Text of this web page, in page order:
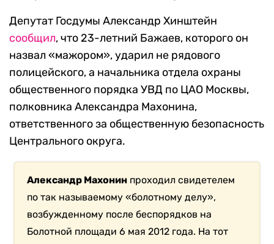
Депутат Госдумы Александр Хинштейн
сообщил, что 23-летний Бажаев, которого он
назвал «мажором», ударил не рядового
полицейского, а начальника отдела охраны
общественного порядка УВД по ЦАО Москвы,
полковника Александра Махонина,
ответственного за общественную безопасность
Центрального округа.
Александр Махонин проходил свидетелем
по так называемому «болотному делу»,
возбужденному после беспорядков на
Болотной площади 6 мая 2012 года. На тот